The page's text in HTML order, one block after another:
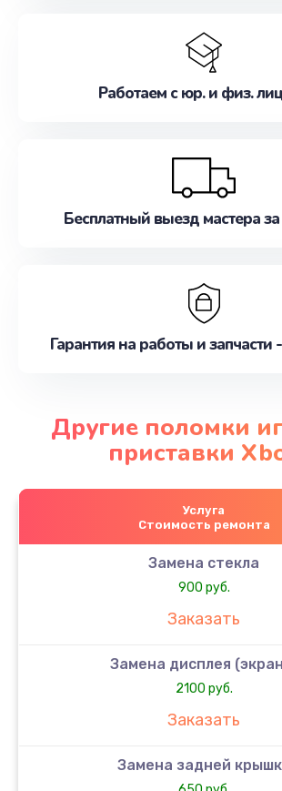
Работаем с юр. и физ.
Бесплатный выезд мастера
Гарантия на работы и запчасти
Другие поломки
приставки
Услуга
Стоимость ремонта
Замена стекла
900 руб.
Заказать
Замена дисплея
2100 руб.
Заказать
Замена задней